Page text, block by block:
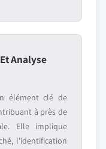
Analyse
élément clé de
à près de
Elle implique
l'identification